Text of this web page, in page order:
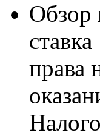
Обзор
права